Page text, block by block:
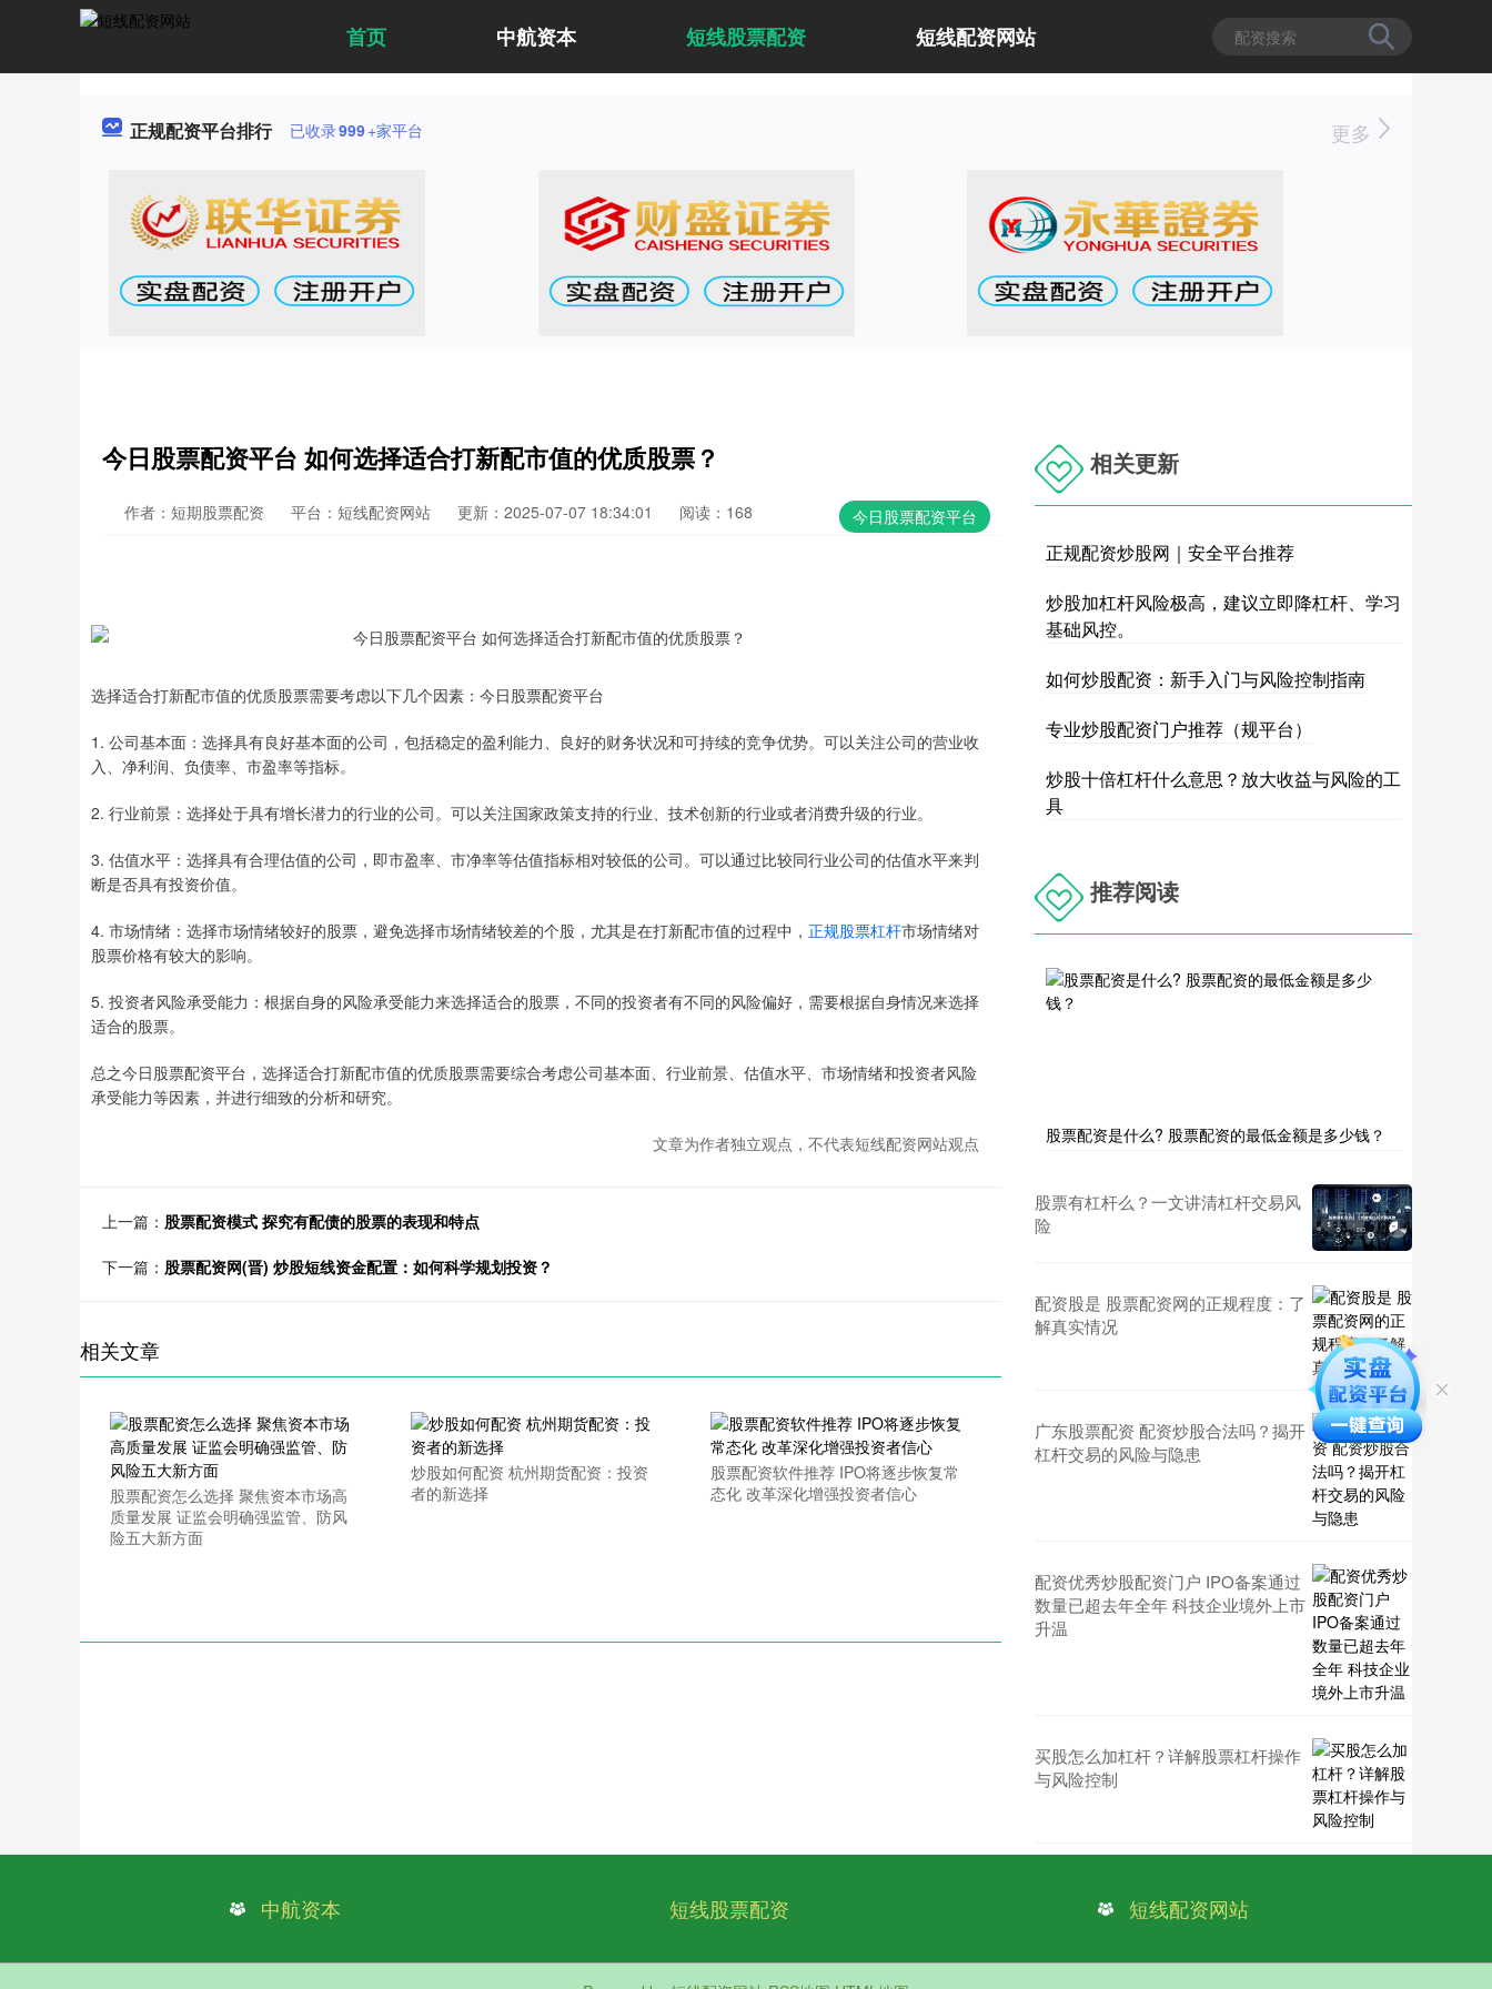
首页 中航资本 短线股票配资 短线配资网站
正规配资平台排行 已收录999+家平台 更多
今日股票配资平台 如何选择适合打新配市值的优质股票？
今日股票配资平台
作者：短期股票配资 平台：短线配资网站 更新：2025-07-07 18:34:01 阅读：168
选择适合打新配市值的优质股票需要考虑以下几个因素：今日股票配资平台
1. 公司基本面：选择具有良好基本面的公司，包括稳定的盈利能力、良好的财务状况和可持续的竞争优势。可以关注公司的营业收
入、净利润、负债率、市盈率等指标。
2. 行业前景：选择处于具有增长潜力的行业的公司。可以关注国家政策支持的行业、技术创新的行业或者消费升级的行业。
3. 估值水平：选择具有合理估值的公司，即市盈率、市净率等估值指标相对较低的公司。可以通过比较同行业公司的估值水平来判
断是否具有投资价值。
4. 市场情绪：选择市场情绪较好的股票，避免选择市场情绪较差的个股，尤其是在打新配市值的过程中， 正规股票杠杆市场情绪对
股票价格有较大的影响。
5. 投资者风险承受能力：根据自身的风险承受能力来选择适合的股票，不同的投资者有不同的风险偏好，需要根据自身情况来选择
适合的股票。
总之今日股票配资平台，选择适合打新配市值的优质股票需要综合考虑公司基本面、行业前景、估值水平、市场情绪和投资者风险
承受能力等因素，并进行细致的分析和研究。
文章为作者独立观点，不代表短线配资网站观点
上一篇： 股票配资模式 探究有配债的股票的表现和特点
下一篇： 股票配资网(晋) 炒股短线资金配置：如何科学规划投资？
相关文章
股票配资怎么选择 聚焦资本市场高
质量发展 证监会明确强监管、防风
险五大新方面
炒股如何配资 杭州期货配资：投资
者的新选择
股票配资软件推荐 IPO将逐步恢复常
态化 改革深化增强投资者信心
相关更新
正规配资炒股网｜安全平台推荐
炒股加杠杆风险极高，建议立即降杠杆、学习
基础风控。
如何炒股配资：新手入门与风险控制指南
专业炒股配资门户推荐（规平台）
炒股十倍杠杆什么意思？放大收益与风险的工
具
推荐阅读
股票配资是什么? 股票配资的最低金额是多少钱？
股票有杠杆么？一文讲清杠杆交易风
险
配资股是 股票配资网的正规程度：了
解真实情况
广东股票配资 配资炒股合法吗？揭开
杠杆交易的风险与隐患
配资优秀炒股配资门户 IPO备案通过
数量已超去年全年 科技企业境外上市
升温
买股怎么加杠杆？详解股票杠杆操作
与风险控制
中航资本 短线股票配资 短线配资网站